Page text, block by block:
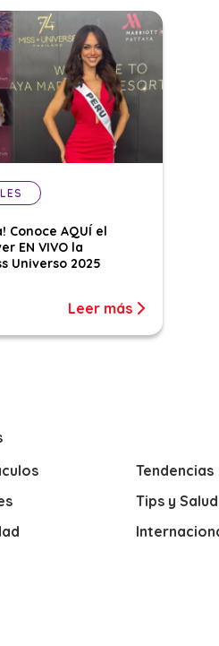
Conoce AQUÍ el
EN VIVO la
Universo 2025
Leer más
Tendencias
Tips y Salud